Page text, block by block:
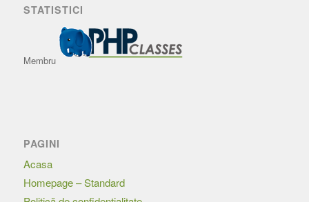
STATISTICI
Membru
PAGINI
Acasa
Homepage – Standard